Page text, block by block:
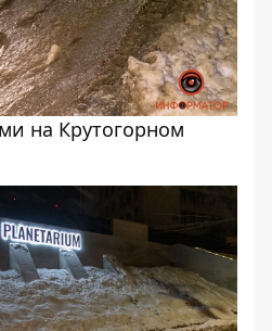
на Крутогорном